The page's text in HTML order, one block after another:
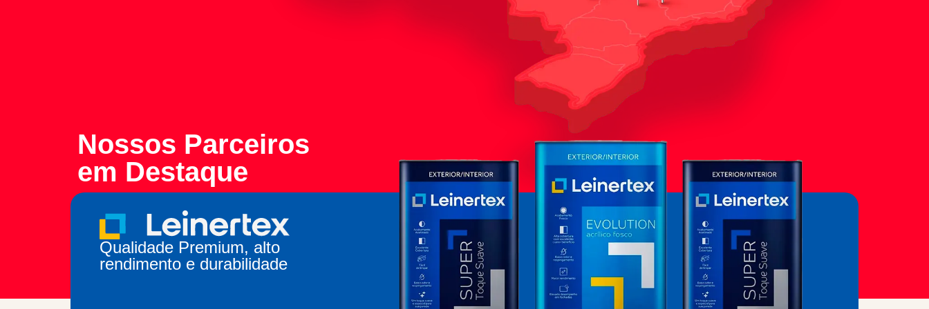
Nossos Parceiros
em Destaque
Qualidade Premium, alto
rendimento e durabilidade